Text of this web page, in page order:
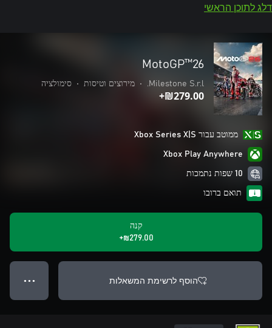
דלג לתוכן הראשי
MotoGP™26
Milestone S.r.l.
• מירוצים וטיסות • סימולציה
‪₪‎279.00‬+
ממוטב עבור Xbox Series X|S
Xbox Play Anywhere
10 שפות נתמכות
תואם ברובו
קנה
‪₪‎279.00‬+
הוסף לרשימת המשאלות ● ● ●